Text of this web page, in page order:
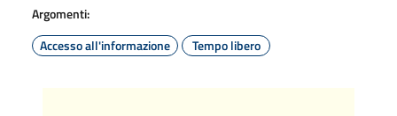
Argomenti:
Accesso all'informazione
Tempo libero